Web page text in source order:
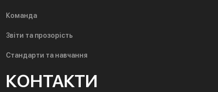
Команда
Звіти та прозорість
Стандарти та навчання
КОНТАКТИ